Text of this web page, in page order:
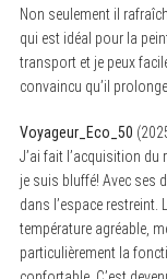
Non seulement il
qui est idéal pour la
transport et je peux
convaincu qu’il
Voyageur_Eco_50 (
J’ai fait l’acquisition
je suis bluffé! Avec ses
dans l’espace
température agréable,
particulièrement la